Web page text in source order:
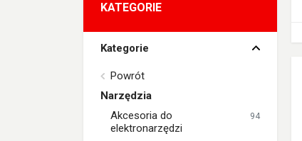
KATEGORIE
Kategorie
Powrót
Narzędzia
Akcesoria do
elektronarzędzi
94